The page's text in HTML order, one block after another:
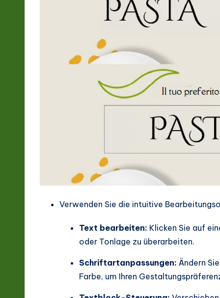
Verwenden Sie die intuitive
Text bearbeiten: Klicken Sie auf
oder Tonlage zu überarbeiten.
Schriftartanpassungen: Ändern
Farbe, um Ihren